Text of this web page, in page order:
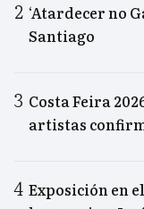
‘Atardecer no
Santiago
Costa Feira
artistas
Exposición en